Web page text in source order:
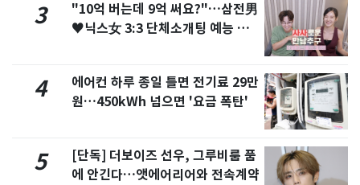
3
"10억 버는데 9억 써요?"…삼전男
♥닉스女 3:3 단체소개팅 예능 화
4
에어컨 하루 종일 틀면 전기료 29만
원…450kWh 넘으면 '요금 폭탄'
5
[단독] 더보이즈 선우, 그루비룸 품
에 안긴다…앳에어리어와 전속계약